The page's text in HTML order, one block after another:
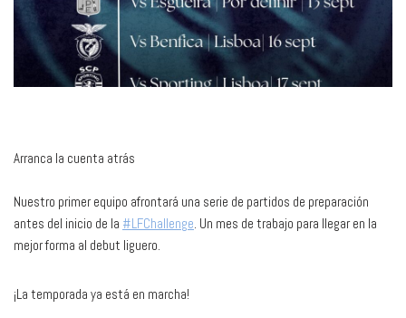
Arranca la cuenta atrás
Nuestro primer equipo afrontará una serie de partidos de preparación
antes del inicio de la #LFChallenge . Un mes de trabajo para llegar en la
mejor forma al debut liguero.
¡La temporada ya está en marcha!